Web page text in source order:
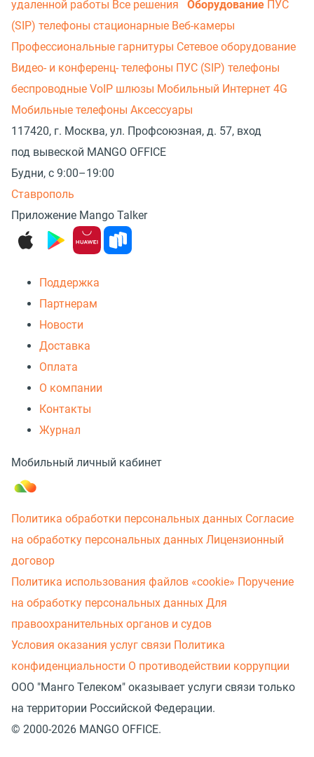
удаленной работы Все решения Оборудование ПУС
(SIP) телефоны стационарные Веб-камеры
Профессиональные гарнитуры Сетевое оборудование
Видео- и конференц- телефоны ПУС (SIP) телефоны
беспроводные VoIP шлюзы Мобильный Интернет 4G
Мобильные телефоны Аксессуары
117420, г. Москва, ул. Профсоюзная, д. 57, вход
под вывеской MANGO OFFICE
Будни, с 9:00–19:00
Ставрополь
Приложение Mango Talker
Поддержка
Партнерам
Новости
Доставка
Оплата
О компании
Контакты
Журнал
Мобильный личный кабинет
Политика обработки персональных данных Согласие
на обработку персональных данных Лицензионный
договор
Политика использования файлов «cookie» Поручение
на обработку персональных данных Для
правоохранительных органов и судов
Условия оказания услуг связи Политика
конфиденциальности О противодействии коррупции
ООО "Манго Телеком" оказывает услуги связи только
на территории Российской Федерации.
© 2000-2026 MANGO OFFICE.